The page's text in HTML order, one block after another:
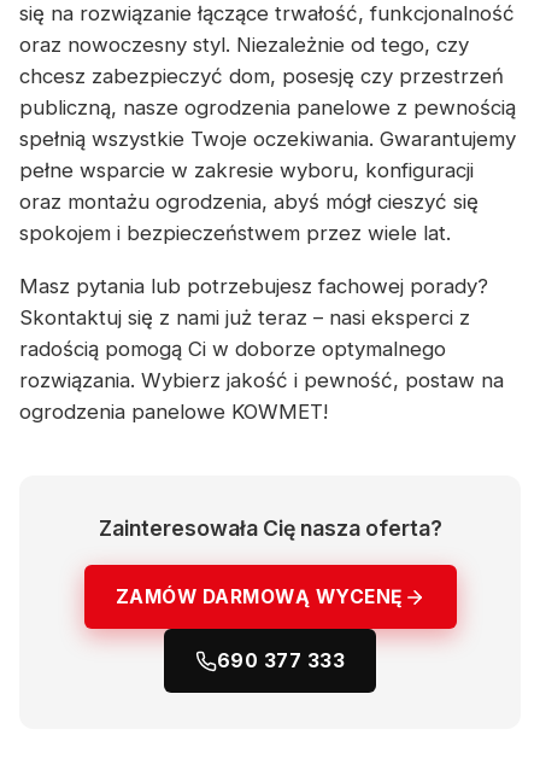
się na rozwiązanie łączące trwałość, funkcjonalność
oraz nowoczesny styl. Niezależnie od tego, czy
chcesz zabezpieczyć dom, posesję czy przestrzeń
publiczną, nasze ogrodzenia panelowe z pewnością
spełnią wszystkie Twoje oczekiwania. Gwarantujemy
pełne wsparcie w zakresie wyboru, konfiguracji
oraz montażu ogrodzenia, abyś mógł cieszyć się
spokojem i bezpieczeństwem przez wiele lat.
Masz pytania lub potrzebujesz fachowej porady?
Skontaktuj się z nami już teraz – nasi eksperci z
radością pomogą Ci w doborze optymalnego
rozwiązania. Wybierz jakość i pewność, postaw na
ogrodzenia panelowe KOWMET!
Zainteresowała Cię nasza oferta?
ZAMÓW DARMOWĄ WYCENĘ
690 377 333